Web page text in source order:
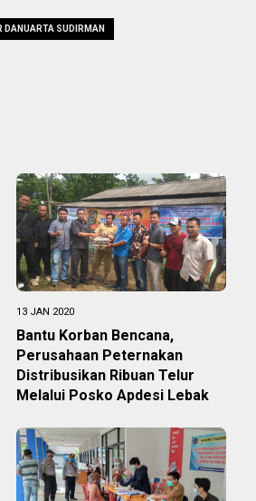
DANUARTA SUDIRMAN
13 JAN 2020
Bantu Korban Bencana,
Perusahaan Peternakan
Distribusikan Ribuan Telur
Melalui Posko Apdesi Lebak